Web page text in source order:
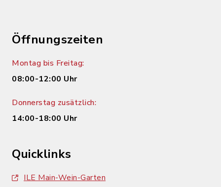
Öffnungszeiten
Montag bis Freitag:
08:00-12:00 Uhr
Donnerstag zusätzlich:
14:00-18:00 Uhr
Quicklinks
ILE Main-Wein-Garten